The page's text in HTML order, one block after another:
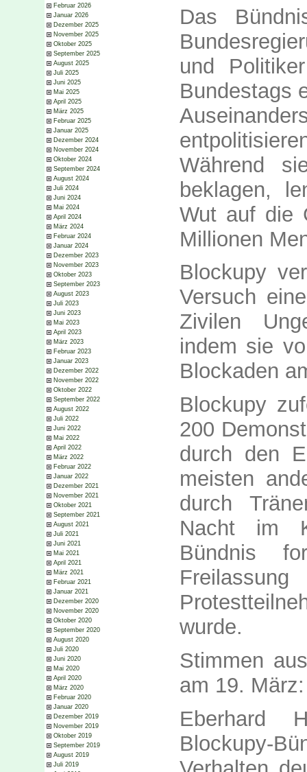
Februar 2026
Januar 2026
Dezember 2025
November 2025
Oktober 2025
September 2025
August 2025
Juli 2025
Juni 2025
Mai 2025
April 2025
März 2025
Februar 2025
Januar 2025
Dezember 2024
November 2024
Oktober 2024
September 2024
August 2024
Juli 2024
Juni 2024
Mai 2024
April 2024
März 2024
Februar 2024
Januar 2024
Dezember 2023
November 2023
Oktober 2023
September 2023
August 2023
Juli 2023
Juni 2023
Mai 2023
April 2023
März 2023
Februar 2023
Januar 2023
Dezember 2022
November 2022
Oktober 2022
September 2022
August 2022
Juli 2022
Juni 2022
Mai 2022
April 2022
März 2022
Februar 2022
Januar 2022
Dezember 2021
November 2021
Oktober 2021
September 2021
August 2021
Juli 2021
Juni 2021
Mai 2021
April 2021
März 2021
Februar 2021
Januar 2021
Dezember 2020
November 2020
Oktober 2020
September 2020
August 2020
Juli 2020
Juni 2020
Mai 2020
April 2020
März 2020
Februar 2020
Januar 2020
Dezember 2019
November 2019
Oktober 2019
September 2019
August 2019
Juli 2019
Das
und
Bundestags
Während
beklagen,
Wut auf die
Millionen
Blockupy
Versuch
Zivilen
indem sie
Blockaden
Blockupy
200
durch den
meisten
durch
Nacht im
Bündnis
wurde.
Stimmen
am 19. März:
Eberhard
Blockupy-